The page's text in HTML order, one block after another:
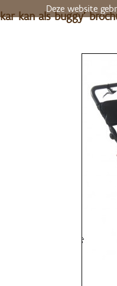
kan als buggy'
Deze website